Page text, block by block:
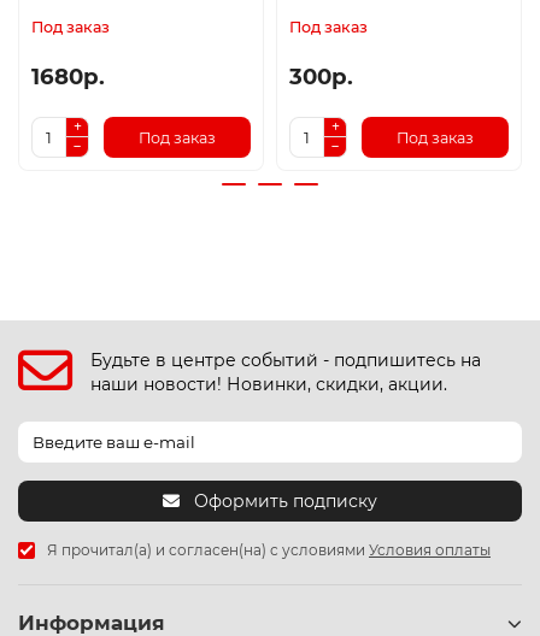
Под заказ
1680р.
Под заказ
Под заказ
300р.
Под заказ
Будьте в центре событий - подпишитесь на
наши новости! Новинки, скидки, акции.
Оформить подписку
Я прочитал(а) и согласен(на) с условиями Условия оплаты
Информация